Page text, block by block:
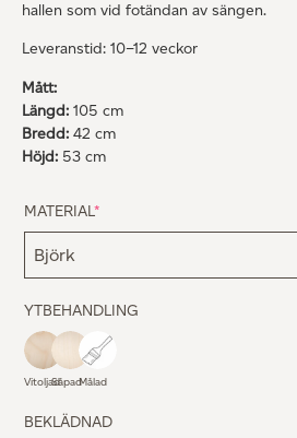
hallen som vid fotändan av sängen.
Leveranstid: 10–12 veckor
Mått:
Längd: 105 cm
Bredd: 42 cm
Höjd: 53 cm
MATERIAL*
YTBEHANDLING
VitoljadSåpadMålad
BEKLÄDNAD